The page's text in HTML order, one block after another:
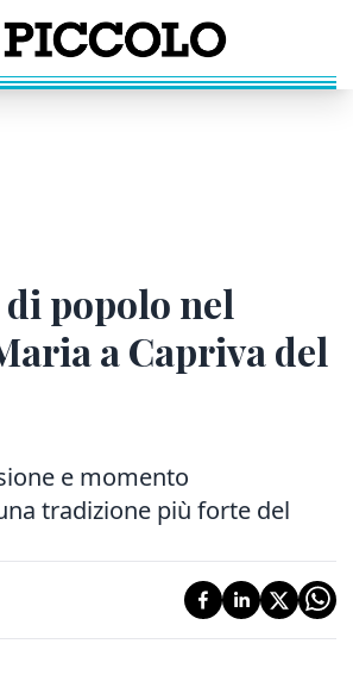
di popolo nel
a Capriva del
e momento
tradizione più forte del